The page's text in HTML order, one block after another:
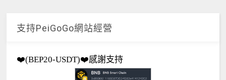
支持PeiGoGo網站經營
❤️(BEP20-USDT)❤️感謝支持